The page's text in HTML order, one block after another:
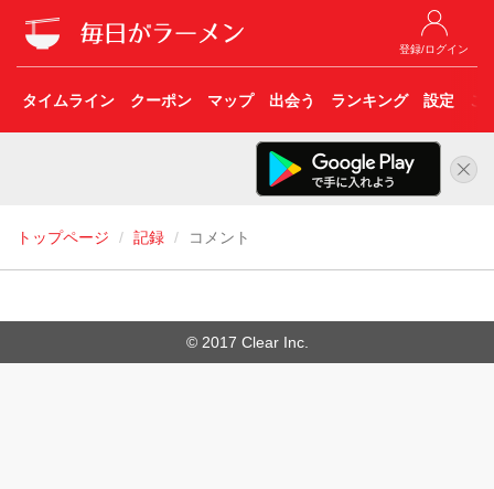
登録/ログイン
タイムライン クーポン マップ 出会う ランキング 設定 こ
トップページ 記録 コメント
© 2017 Clear Inc.